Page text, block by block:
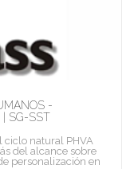
-
| SG-SST
ciclo natural PHVA
del alcance sobre
personalización en